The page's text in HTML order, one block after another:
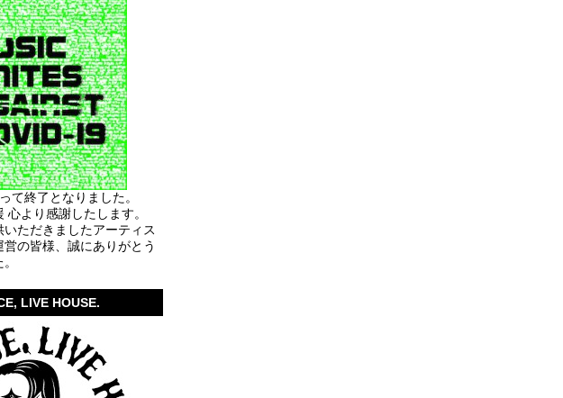
て終了となりました。
心より感謝したします。
いただきましたアーティス
営の皆様、誠にありがとう
LIVE HOUSE.